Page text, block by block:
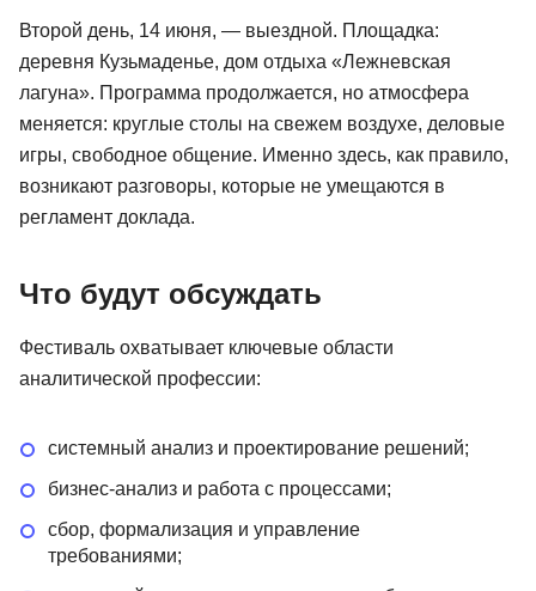
Второй день, 14 июня, — выездной. Площадка:
деревня Кузьмаденье, дом отдыха «Лежневская
лагуна». Программа продолжается, но атмосфера
меняется: круглые столы на свежем воздухе, деловые
игры, свободное общение. Именно здесь, как правило,
возникают разговоры, которые не умещаются в
регламент доклада.
Что будут обсуждать
Фестиваль охватывает ключевые области
аналитической профессии:
системный анализ и проектирование решений;
бизнес-анализ и работа с процессами;
сбор, формализация и управление
требованиями;